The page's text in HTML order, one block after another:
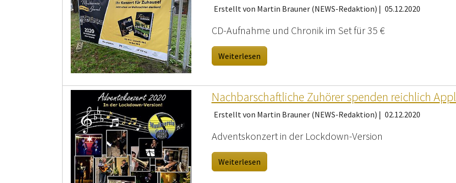
Erstellt von Martin Brauner (NEWS-Redaktion) | 05.12.2020
CD-Aufnahme und Chronik im Set für 35 €
Weiterlesen
Nachbarschaftliche Zuhörer spenden reichlich
Erstellt von Martin Brauner (NEWS-Redaktion) | 02.12.2020
Adventskonzert in der Lockdown-Version
Weiterlesen